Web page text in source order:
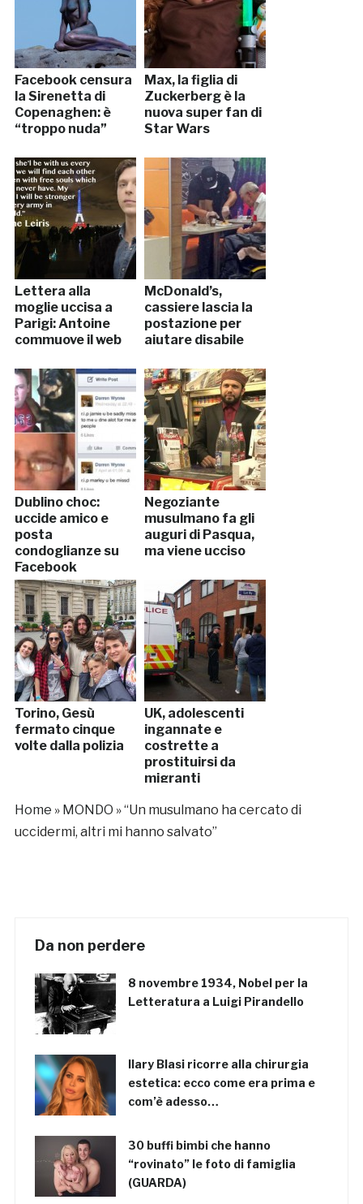
Facebook censura
la Sirenetta di
Copenaghen: è
“troppo nuda”
Max, la figlia di
Zuckerberg è la
nuova super fan di
Star Wars
Lettera alla
moglie uccisa a
Parigi: Antoine
commuove il web
McDonald’s,
cassiere lascia la
postazione per
aiutare disabile
Dublino choc:
uccide amico e
posta
condoglianze su
Facebook
Negoziante
musulmano fa gli
auguri di Pasqua,
ma viene ucciso
Torino, Gesù
fermato cinque
volte dalla polizia
UK, adolescenti
ingannate e
costrette a
prostituirsi da
migranti
Home » MONDO »“Un musulmano ha cercato di
uccidermi, altri mi hanno salvato”
Da non perdere
8 novembre 1934, Nobel per la
Letteratura a Luigi Pirandello
Ilary Blasi ricorre alla chirurgia
estetica: ecco come era prima e
com’è adesso…
30 buffi bimbi che hanno
“rovinato” le foto di famiglia
(GUARDA)